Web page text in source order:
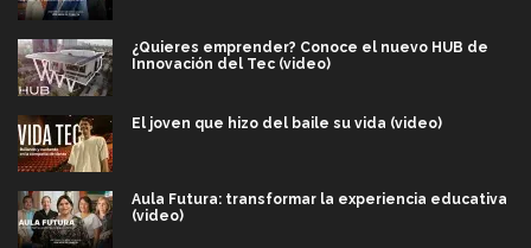
¿Quieres emprender? Conoce el nuevo HUB de
Innovación del Tec (video)
El joven que hizo del baile su vida (video)
Aula Futura: transformar la experiencia educativa
(video)